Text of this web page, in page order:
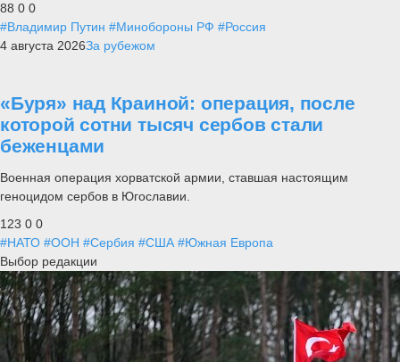
88 0 0
#Владимир Путин #Минобороны РФ #Россия
4 августа 2026За рубежом
«Буря» над Краиной: операция, после
которой сотни тысяч сербов стали
беженцами
Военная операция хорватской армии, ставшая настоящим
геноцидом сербов в Югославии.
123 0 0
#НАТО #ООН #Сербия #США #Южная Европа
Выбор редакции